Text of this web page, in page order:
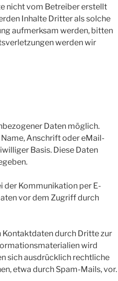
nicht vom Betreiber erstellt
Inhalte Dritter als solche
aufmerksam werden, bitten
werden wir
Daten möglich.
Anschrift oder eMail-
Basis. Diese Daten
der Kommunikation per E-
vor dem Zugriff durch
durch Dritte zur
wird
sich ausdrücklich rechtliche
etwa durch Spam-Mails, vor.